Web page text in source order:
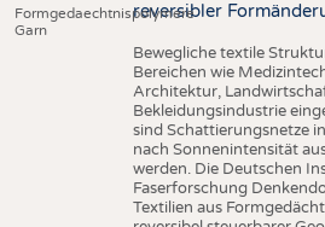
Formgedaechtnispolymere
Garn
reversibler
Bewegliche textile
Bereichen wie
Architektur,
Bekleidungsindustrie
sind Schattierungsnetze
nach Sonnenintensität
werden. Die Deutschen
Faserforschung
Textilien aus